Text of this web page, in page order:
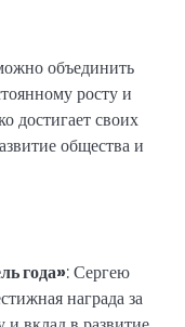
объединить
росту и
достигает своих
общества и
года»: Сергею
награда за